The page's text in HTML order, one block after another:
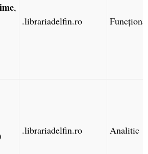
,
.librariadelfin.ro
.librariadelfin.ro Analitic